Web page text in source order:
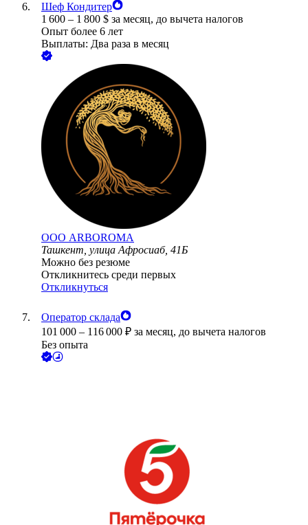
Шеф Кондитер
1 600 – 1 800 $ за месяц, до вычета налогов
Опыт более 6 лет
Выплаты: Два раза в месяц
ООО ARBOROMA
Ташкент, улица Афросиаб, 41Б
Можно без резюме
Откликнитесь среди первых
Откликнуться
Оператор склада
101 000 – 116 000 ₽ за месяц, до вычета налогов
Без опыта